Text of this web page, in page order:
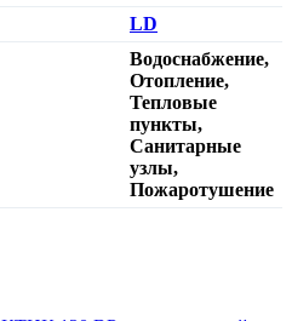
LD
Водоснабжение,
Отопление,
Тепловые
пункты,
Санитарные
узлы,
Пожаротушение
к